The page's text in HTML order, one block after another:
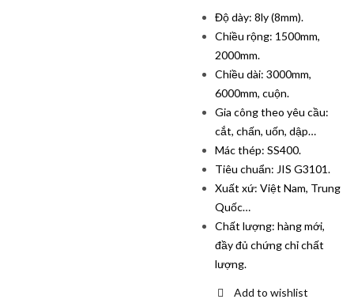
Độ dày: 8ly (8mm).
Chiều rộng: 1500mm,
2000mm.
Chiều dài: 3000mm,
6000mm, cuộn.
Gia công theo yêu cầu:
cắt, chấn, uốn, dập…
Mác thép: SS400.
Tiêu chuẩn: JIS G3101.
Xuất xứ: Việt Nam, Trung
Quốc…
Chất lượng: hàng mới,
đầy đủ chứng chỉ chất
lượng.
Add to wishlist